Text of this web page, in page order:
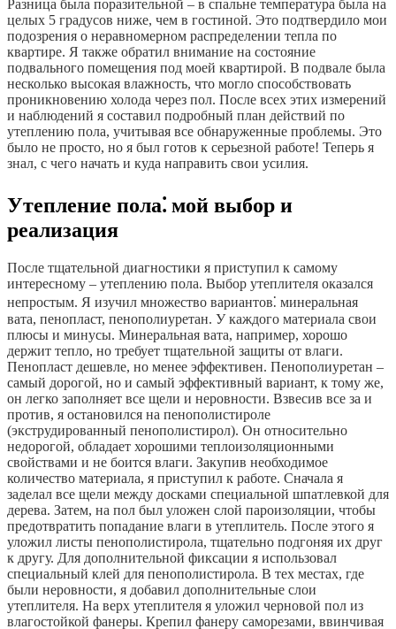
Разница была поразительной – в спальне температура была на
целых 5 градусов ниже, чем в гостиной. Это подтвердило мои
подозрения о неравномерном распределении тепла по
квартире. Я также обратил внимание на состояние
подвального помещения под моей квартирой. В подвале была
несколько высокая влажность, что могло способствовать
проникновению холода через пол. После всех этих измерений
и наблюдений я составил подробный план действий по
утеплению пола, учитывая все обнаруженные проблемы. Это
было не просто, но я был готов к серьезной работе! Теперь я
знал, с чего начать и куда направить свои усилия.
Утепление пола⁚ мой выбор и
реализация
После тщательной диагностики я приступил к самому
интересному – утеплению пола. Выбор утеплителя оказался
непростым. Я изучил множество вариантов⁚ минеральная
вата, пенопласт, пенополиуретан. У каждого материала свои
плюсы и минусы. Минеральная вата, например, хорошо
держит тепло, но требует тщательной защиты от влаги.
Пенопласт дешевле, но менее эффективен. Пенополиуретан –
самый дорогой, но и самый эффективный вариант, к тому же,
он легко заполняет все щели и неровности. Взвесив все за и
против, я остановился на пенополистироле
(экструдированный пенополистирол). Он относительно
недорогой, обладает хорошими теплоизоляционными
свойствами и не боится влаги. Закупив необходимое
количество материала, я приступил к работе. Сначала я
заделал все щели между досками специальной шпатлевкой для
дерева. Затем, на пол был уложен слой пароизоляции, чтобы
предотвратить попадание влаги в утеплитель. После этого я
уложил листы пенополистирола, тщательно подгоняя их друг
к другу. Для дополнительной фиксации я использовал
специальный клей для пенополистирола. В тех местах, где
были неровности, я добавил дополнительные слои
утеплителя. На верх утеплителя я уложил черновой пол из
влагостойкой фанеры. Крепил фанеру саморезами, ввинчивая